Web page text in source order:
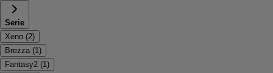
Serie
Xeno (2)
Brezza (1)
Fantasy2 (1)